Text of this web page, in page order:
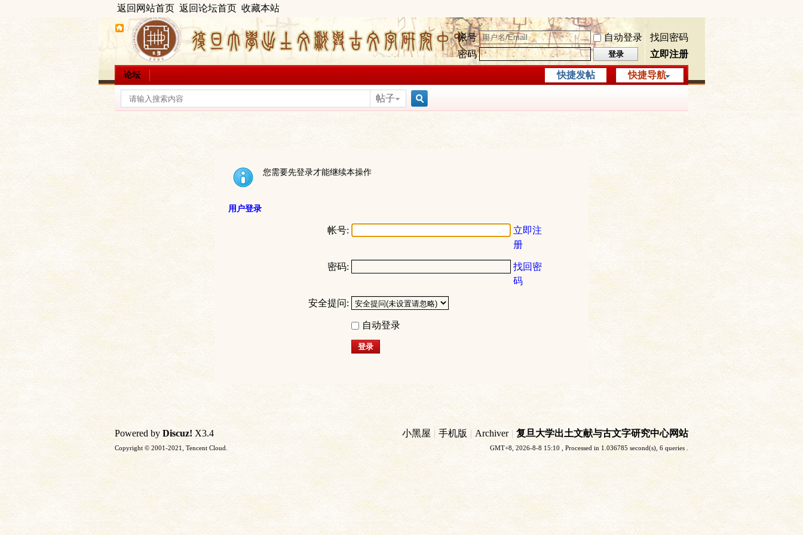
返回网站首页 返回论坛首页 收藏本站
帐号 自动登录
找回密码
密码
登录 立即注册
快捷导航
论坛 快捷发帖
帖子
您需要先登录才能继续本操作
用户登录
帐号:
立即注
册
密码:
找回密
码
安全提问:
自动登录
登录
小黑屋 | 手机版 | Archiver | 复旦大学出土文献与古文字研究中心网站
GMT+8, 2026-8-8 15:10 , Processed in 1.036785 second(s), 6 queries .
Powered by Discuz! X3.4
Copyright © 2001-2021, Tencent Cloud.